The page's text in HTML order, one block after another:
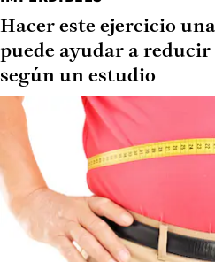
Hacer este ejercicio
puede ayudar a
según un estudio